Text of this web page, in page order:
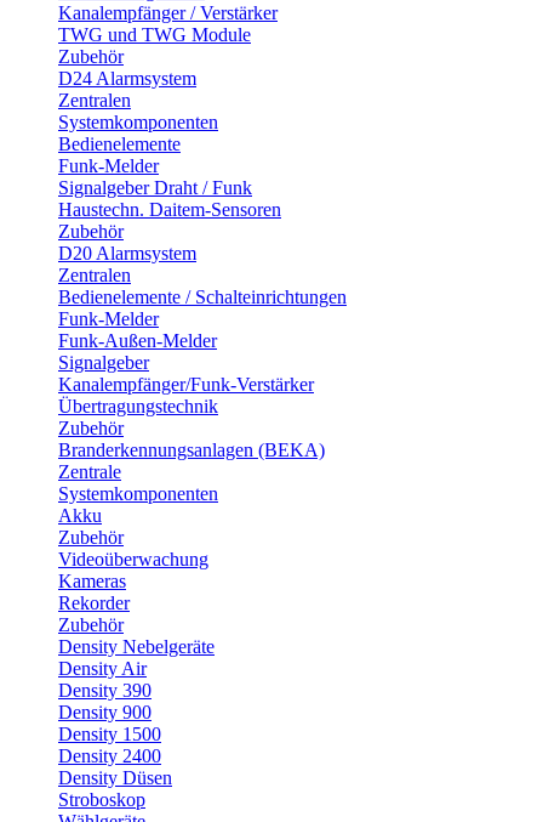
Kanalempfänger / Verstärker
TWG und TWG Module
Zubehör
D24 Alarmsystem
Zentralen
Systemkomponenten
Bedienelemente
Funk-Melder
Signalgeber Draht / Funk
Haustechn. Daitem-Sensoren
Zubehör
D20 Alarmsystem
Zentralen
Bedienelemente / Schalteinrichtungen
Funk-Melder
Funk-Außen-Melder
Signalgeber
Kanalempfänger/Funk-Verstärker
Übertragungstechnik
Zubehör
Branderkennungsanlagen (BEKA)
Zentrale
Systemkomponenten
Akku
Zubehör
Videoüberwachung
Kameras
Rekorder
Zubehör
Density Nebelgeräte
Density Air
Density 390
Density 900
Density 1500
Density 2400
Density Düsen
Stroboskop